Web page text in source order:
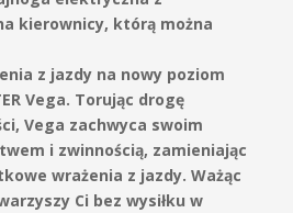
kierownicy, którą można
z jazdy na nowy poziom
Vega. Torując drogę
Vega zachwyca swoim
i zwinnością, zamieniając
wrażenia z jazdy. Ważąc
Ci bez wysiłku w